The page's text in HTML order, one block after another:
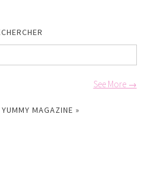
See More →
MAGAZINE »